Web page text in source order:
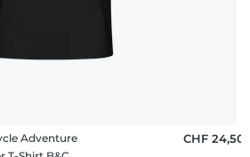
Adventure
CHF 24,50